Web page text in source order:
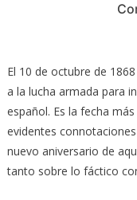
El 10 de octubre de
a la lucha armada para
español. Es la fecha
evidentes
nuevo aniversario de
tanto sobre lo fáctico